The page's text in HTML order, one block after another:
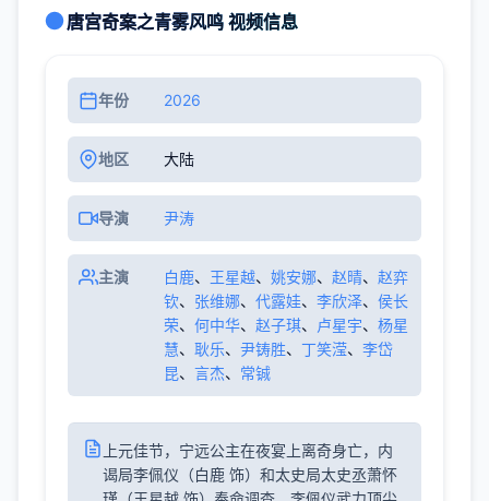
唐宫奇案之青雾风鸣 视频信息
年份 2026
地区 大陆
导演 尹涛
主演 白鹿、 王星越、 姚安娜、 赵晴、 赵弈
钦、 张维娜、 代露娃、 李欣泽、 侯长
荣、 何中华、 赵子琪、 卢星宇、 杨星
慧、 耿乐、 尹铸胜、 丁笑滢、 李岱
昆、 言杰、 常铖
上元佳节，宁远公主在夜宴上离奇身亡，内
谒局李佩仪（白鹿 饰）和太史局太史丞萧怀